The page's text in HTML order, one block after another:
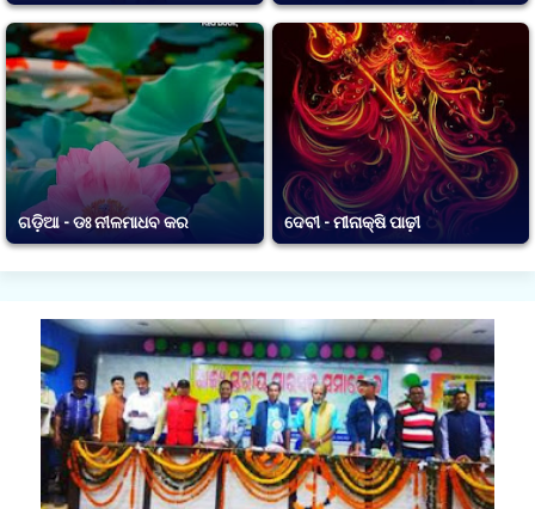
ଗଡ଼ିଆ - ଡଃ ନୀଳମାଧବ କର ଦେବୀ - ମୀନାକ୍ଷି ପାଢ଼ୀ